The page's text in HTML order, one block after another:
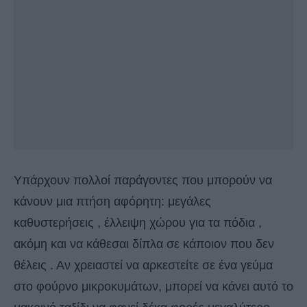
Υπάρχουν πολλοί παράγοντες που μπορούν να
κάνουν μια πτήση αφόρητη: μεγάλες
καθυστερήσεις , έλλειψη χώρου για τα πόδια ,
ακόμη και να κάθεσαι δίπλα σε κάποιον που δεν
θέλεις . Αν χρειαστεί να αρκεστείτε σε ένα γεύμα
στο φούρνο μικροκυμάτων, μπορεί να κάνει αυτό το